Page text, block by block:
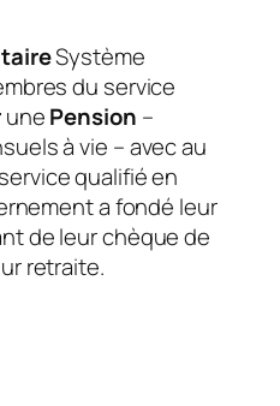
Système
du service
unePension –
à vie – avec au
qualifié en
a fondé leur
de leur chèque de
retraite.